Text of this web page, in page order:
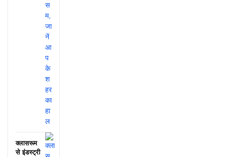
क्लासरूम
से इंडस्ट्री